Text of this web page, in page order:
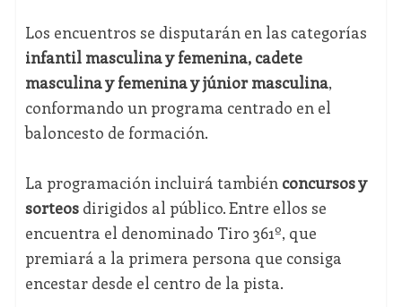
Los encuentros se disputarán en las categorías
infantil masculina y femenina, cadete
masculina y femenina y júnior masculina,
conformando un programa centrado en el
baloncesto de formación.
La programación incluirá también concursos y
sorteosdirigidos al público. Entre ellos se
encuentra el denominado Tiro 361º, que
premiará a la primera persona que consiga
encestar desde el centro de la pista.